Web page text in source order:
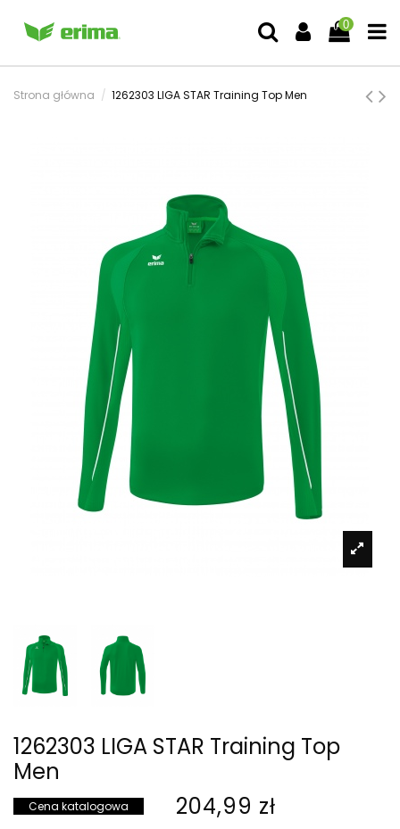
0
Strona główna 1262303 LIGA STAR Training Top Men
1262303 LIGA STAR Training Top
Men
Cena katalogowa 204,99 zł